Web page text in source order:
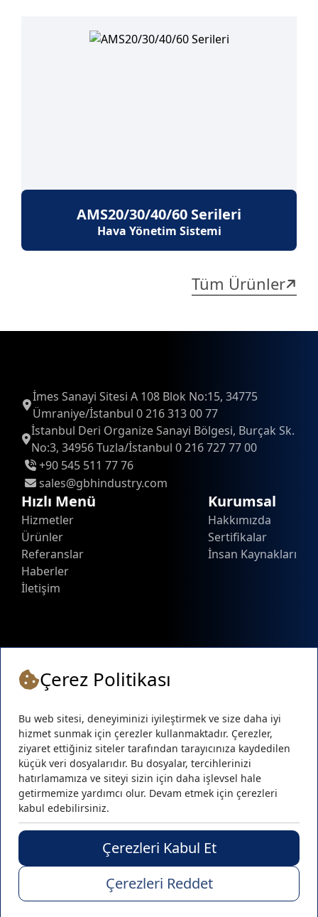
AMS20/30/40/60 Serileri
Hava Yönetim Sistemi
Tüm Ürünler
İmes Sanayi Sitesi A 108 Blok No:15, 34775
Ümraniye/İstanbul 0 216 313 00 77
İstanbul Deri Organize Sanayi Bölgesi, Burçak Sk.
No:3, 34956 Tuzla/İstanbul 0 216 727 77 00
+90 545 511 77 76
sales@gbhindustry.com
Hızlı Menü
Hizmetler
Ürünler
Referanslar
Haberler
İletişim
Kurumsal
Hakkımızda
Sertifikalar
İnsan Kaynakları
Sosyal Medya :
© GBH Makina •
Çerez Politikası
Bu web sitesi, deneyiminizi iyileştirmek ve size daha iyi
hizmet sunmak için çerezler kullanmaktadır. Çerezler,
ziyaret ettiğiniz siteler tarafından tarayıcınıza kaydedilen
küçük veri dosyalarıdır. Bu dosyalar, tercihlerinizi
hatırlamamıza ve siteyi sizin için daha işlevsel hale
getirmemize yardımcı olur. Devam etmek için çerezleri
kabul edebilirsiniz.
Çerezleri Kabul Et
Çerezleri Reddet